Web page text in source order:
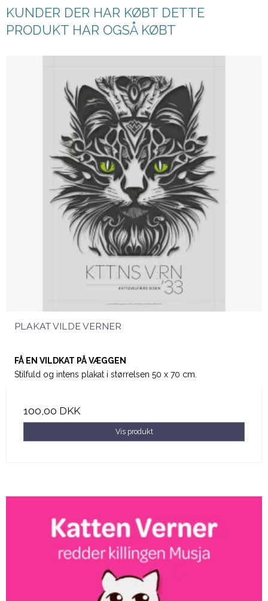
KUNDER DER HAR KØBT DETTE
PRODUKT HAR OGSÅ KØBT
PLAKAT VILDE VERNER
FÅ EN VILDKAT PÅ VÆGGEN
Stilfuld og intens plakat i størrelsen 50 x 70 cm.
100,00 DKK
Vis produkt